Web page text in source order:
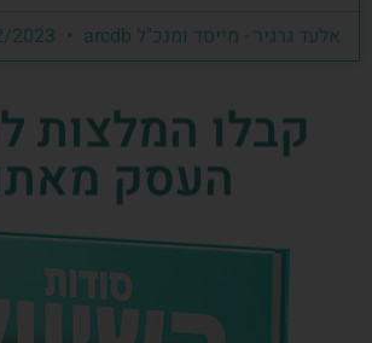
אלעד גרגיר - מייסד ומנכ"ל arcdb
קבלו המלצות
העסק